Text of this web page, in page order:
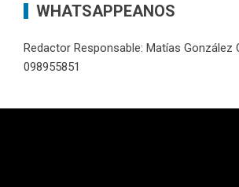
WHATSAPPEANOS
Redactor Responsable: Matías González
098955851